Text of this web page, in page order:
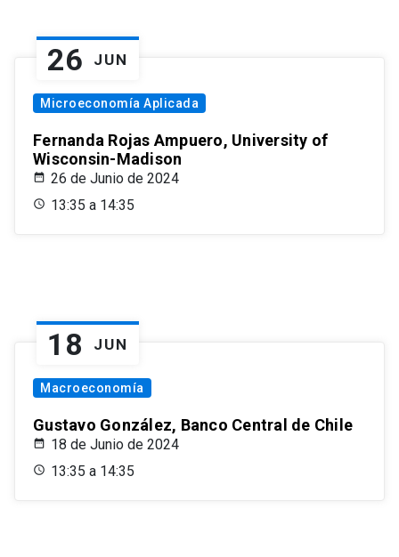
26 JUN
Microeconomía Aplicada
Fernanda Rojas Ampuero, University of
Wisconsin-Madison
26 de Junio de 2024
13:35 a 14:35
18 JUN
Macroeconomía
Gustavo González, Banco Central de Chile
18 de Junio de 2024
13:35 a 14:35